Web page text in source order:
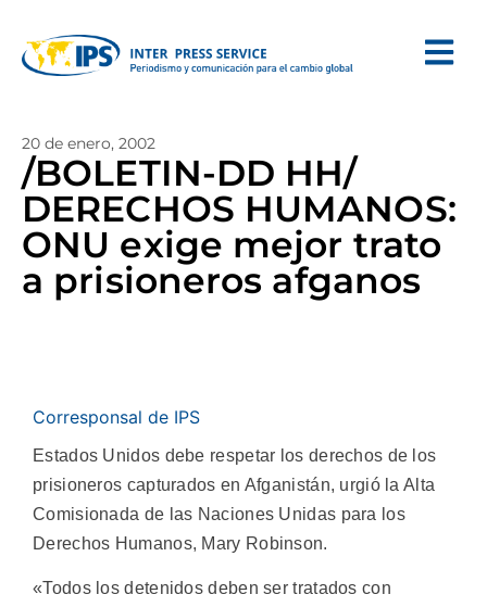
20 de enero, 2002
/BOLETIN-DD HH/
DERECHOS HUMANOS:
ONU exige mejor trato
a prisioneros afganos
Corresponsal de IPS
Estados Unidos debe respetar los derechos de los
prisioneros capturados en Afganistán, urgió la Alta
Comisionada de las Naciones Unidas para los
Derechos Humanos, Mary Robinson.
«Todos los detenidos deben ser tratados con